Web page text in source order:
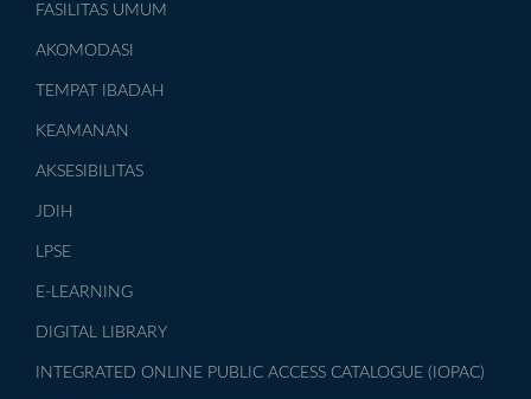
FASILITAS UMUM
AKOMODASI
TEMPAT IBADAH
KEAMANAN
AKSESIBILITAS
JDIH
LPSE
E-LEARNING
DIGITAL LIBRARY
INTEGRATED ONLINE PUBLIC ACCESS CATALOGUE (IOPAC)